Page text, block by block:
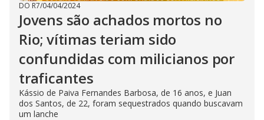
DO R7/04/04/2024
Jovens são achados mortos no
Rio; vítimas teriam sido
confundidas com milicianos por
traficantes
Kássio de Paiva Fernandes Barbosa, de 16 anos, e Juan
dos Santos, de 22, foram sequestrados quando buscavam
um lanche